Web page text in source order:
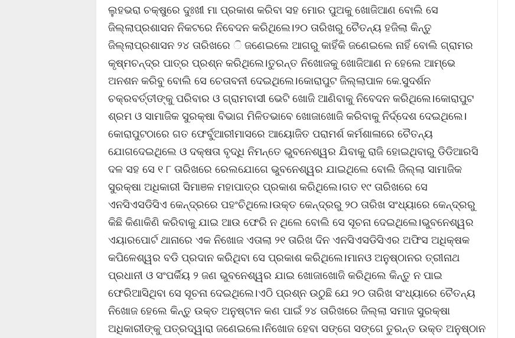
ଲୁହଭରା ଚକ୍ଷୁରେ ଦୁଃଖୀ ମା ପ୍ରକାଶ କରିବା ସହ ମୋର ପୁଅକୁ ଖୋଜିଆଣ ବୋଲି ସେ
ଜିଲ୍ଲାପ୍ରଶାସନ ନିକଟରେ ନିବେଦନ କରିଥିଲେ।୨୦ ତାରିଖରୁ ଚୈତନ୍ୟ ହଜିଲା କିନ୍ତୁ
ଜିଲ୍ଲାପ୍ରଶାସନ ୨୪ ତାରିଖରେ ି ଜଣେଇଲେ ଆଗରୁ କାହିଁକି ଜଣେଇଲେ ନାହିଁ ବୋଲି ଗ୍ରାମର
କୃଷ୍ମଚନ୍ଦ୍ର ପାତ୍ର ପ୍ରଶ୍ନ କରିଥିଲେ।ତୁରନ୍ତ ନିଖୋଜକୁ ଖୋଜିଆଣ ନ ହେଲେ ଆମ୍ଭେ
ଅନଶନ କରିବୁ ବୋଲି ସେ ଚେତାବନୀ ଦେଇଥିଲେ।କୋରାପୁଟ ଜିଲ୍ଲାପାଳ କେ.ସୁଦର୍ଶନ
ଚକ୍ରବର୍ତ୍ତୀଙ୍କୁ ପରିବାର ଓ ଗ୍ରାମବାସୀ ଭେଟି ଖୋଜି ଆଣିବାକୁ ନିବେଦନ କରିଥିଲେ।କୋରାପୁଟ
ଶ୍ରମ ଓ ସାମାଜିକ ସୁରକ୍ଷା ବିଭାଗ ମିଳିତଭାବେ ଖୋଜାଖୋଜି କରିବାକୁ ନିର୍ଦ୍ଦେଶ ଦେଇଥିଲେ।
କୋରାପୁଟଠାରେ ଗତ ଫେର୍ବୁଆରୀମାସରେ ଆୟୋଜିତ ପରାମର୍ଶ କର୍ମଶାଳାରେ ଚୈତନ୍ୟ
ଯୋଗଦେଇଥିଲେ ଓ ଦକ୍ଷତା ବୃଦ୍ଧି ନିମନ୍ତେ ଭୁବନେଶ୍ୱର ଯିବାକୁ ରାଜି ହୋଇଥିବାରୁ ଡିଡିଆରସି
ଦଳ ସହ ସେ ୧ ୮ ତାରିଖରେ ରେଲଯୋଗେ ଭୁବନେଶ୍ୱର ଯାଇଥିଲେ ବୋଲି ଜିଲ୍ଲା ସାମାଜିକ
ସୁରକ୍ଷା ଅଧିକାରୀ ସିମାଞଳ ମହାପାତ୍ର ପ୍ରକାଶ କରିଥିଲେ।ଗତ ୧୯ ତାରିଖରେ ସେ
ଏନସିଏସଡିସିଏ କେନ୍ଦ୍ରରେ ପହଂଚିଥିଲେ।ଉକ୍ତ କେନ୍ଦ୍ରରୁ ୨୦ ତାରିଖ ସଂଧ୍ୟାରେ କେନ୍ଦ୍ରରୁ
କିଛି କିଣାକିଣି କରିବାକୁ ଯାଇ ଆଉ ଫେରି ନ ଥିଲେ ବୋଲି ସେ ସୂଚନା ଦେଇଥିଲେ।ଭୁବନେଶ୍ୱର
ଏୟାରପୋର୍ଟ ଥାନାରେ ଏକ ନିଖୋଜ ଏତାଲା ୨୧ ତାରିଖ ଦିନ ଏନସିଏସଡିସିଏର ଅଫିସ ଅଧିକ୍ଷକ
କପିଳେଶ୍ୱର ବଡି ପ୍ରଦାନ କରିଥିବା ସେ ପ୍ରକାଶ କରିଥିଲେ।ମାନଓ ଅନୁଷ୍ଠାନର ତ୍ରୀନାଥ
ପ୍ରଧାନୀ ଓ ସଂପର୍କିୟ ୨ ଜଣ ଭୁବନେଶ୍ୱର ଯାଇ ଖୋଜାଖୋଜି କରିଥିଲେ କିନ୍ତୁ ନ ପାଇ
ଫେରିଆସିଥିବା ସେ ସୂଚନା ଦେଇଥିଲେ।ଏଠି ପ୍ରଶ୍ନ ଉଠୁଛି ଯେ ୨୦ ତାରିଖ ସଂଧ୍ୟାରେ ଚୈତନ୍ୟ
ନିଖୋଜ ହେଲେ କିନ୍ତୁ ଉକ୍ତ ଅନୁଷ୍ଟାନ କଣ ପାଇଁ ୨୪ ତାରିଖରେ ଜିଲ୍ଲା ସମାଜ ସୁରକ୍ଷା
ଅଧିକାରୀଙ୍କୁ ପତ୍ରଦ୍ୱାରା ଜଣେଇଲେ।ନିଖୋଜ ହେବା ସଙ୍ଗେ ସଙ୍ଗେ ତୁରନ୍ତ ଉକ୍ତ ଅନୁଷ୍ଠାନ